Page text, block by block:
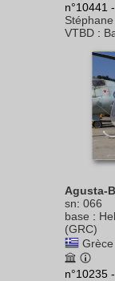
n°10441
VTBD :
Agusta-
sn: 066
base :
(GRC)
n°10235